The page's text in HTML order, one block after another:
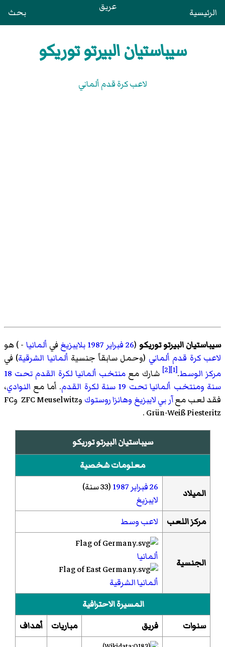
الرئيسية عريق بحث
سيباستيان البيرتو توريكو
لاعب كرة قدم ألماني
سيباستيان البيرتو توريكو (26 فبراير 1987بلايبزيغفي ألمانيا - ) هو
لاعب كرة قدم ألماني (وحمل سابقاً جنسية ألمانيا الشرقية) في
مركز الوسط.
[1]
[2] شارك مع
منتخب ألمانيا لكرة القدم تحت 18
سنة ومنتخب ألمانيا تحت 19 سنة لكرة القدم . أما مع النوادي،
فقد لعب معآر بي لايبزيغ وهانزا روستوك وZFC Meuselwitz
وFC
Grün-Weiß Piesteritz
.
سيباستيان البيرتو توريكو
معلومات شخصية
الميلاد 26 فبراير 1987(33 سنة)
لايبزيغ
مركز اللعب
لاعب وسط
الجنسية
ألمانيا
ألمانيا الشرقية
المسيرة الاحترافية
سنوات
فريق مباريات أهداف